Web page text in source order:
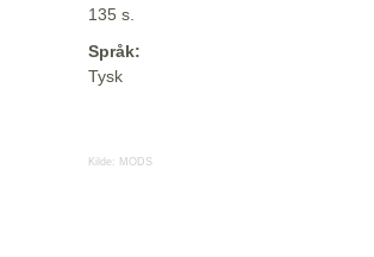
135 s.
Språk:
Tysk
Kilde: MODS